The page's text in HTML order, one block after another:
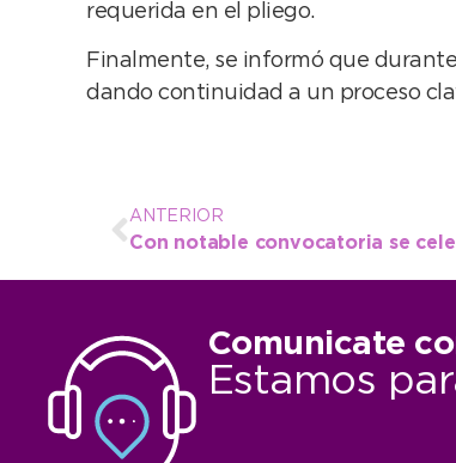
requerida en el pliego.
Finalmente, se informó que
dando continuidad a un proceso
ANTERIOR
Comunicate
Estamos